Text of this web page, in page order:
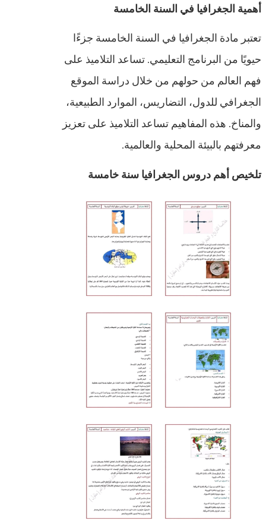
أهمية الجغرافيا في السنة الخامسة
تعتبر مادة الجغرافيا في السنة الخامسة جزءًا
حيويًا من البرنامج التعليمي. تساعد التلاميذ على
فهم العالم من حولهم من خلال دراسة الموقع
الجغرافي للدول، التضاريس، الموارد الطبيعية،
والمناخ. هذه المفاهيم تساعد التلاميذ على تعزيز
معرفتهم بالبيئة المحلية والعالمية.
تلخيص أهم دروس الجغرافيا سنة خامسة